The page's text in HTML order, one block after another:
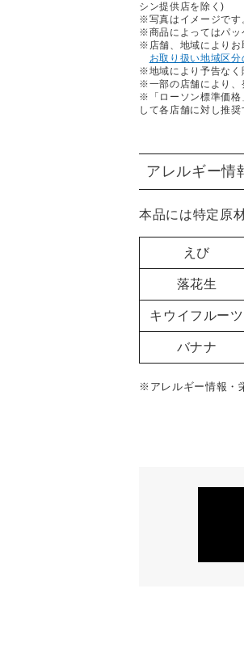
シン提供店を除く)
※写真はイメージです
※商品によってはパッ
※店舗、地域によりお
お取り扱い地域区分
※地域により予告なく
※一部の店舗により、
※「ローソン標準価格
して各店舗に対し推奨
アレルギー情
本品には特定原
えび
落花生
キウイフルーツ
バナナ
※アレルギー情報・